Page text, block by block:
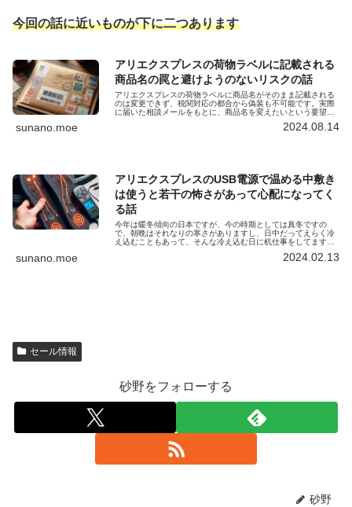
今回の話に近いものが下に二つあります
アリエクスプレスの荷物ラベルに記載される
商品名の罠と避けようのないリスクの話
アリエクスプレスの荷物ラベルに商品名がそのまま記載される
のは変更できず、税関対応の都合から偽装も不可能です。実際
に届いた相談メールをもとに、商品名を変えたいという要望が
sunano.moe 2024.08.14
アリエクスプレスのUSB電源で温める中敷き
は使うと若干の怖さがあって心配になってく
る話
今年は暖冬傾向の日本ですが、今の時期としては真冬ですの
で、朝晩はそれなりの寒さがありますし、日中だってえらく冷
え込むこともあって、そんな冷え込む日に机仕事をしてます
sunano.moe 2024.02.13
セール情報
砂野をフォローする
砂野